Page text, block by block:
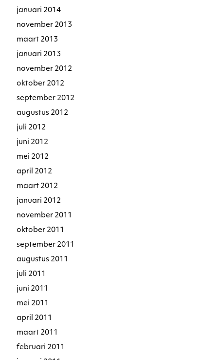
januari 2014
november 2013
maart 2013
januari 2013
november 2012
oktober 2012
september 2012
augustus 2012
juli 2012
juni 2012
mei 2012
april 2012
maart 2012
januari 2012
november 2011
oktober 2011
september 2011
augustus 2011
juli 2011
juni 2011
mei 2011
april 2011
maart 2011
februari 2011